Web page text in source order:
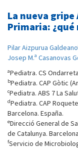
La nueva gripe
Primaria: ¿qué
Pilar Aizpurua Galdeano
Josep M.ª Casanovas
aPediatra. CS
bPediatra. CAP Gòtic
cPediatra. ABS 7 La
dPediatra. CAP
Barcelona. España.
eDirecció General de
de Catalunya.
fServicio de